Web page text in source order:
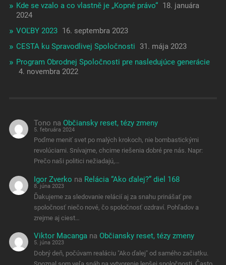
Kde se vzalo a co vlastně je „Kopné právo“ 18. januára
2024
VOĽBY 2023 16. septembra 2023
CESTA ku Spravodlivej Spoločnosti 31. mája 2023
Program Obrodnej Spoločnosti pre nasledujúce generácie
4. novembra 2022
Tono na Občiansky reset, tézy zmeny
5. februára 2024
Poďme meniť svet po malých krokoch, nie bombastickými
revolúciami. Snívajme, chcime riešenia dobré pre nás. Napr:
Prečo naši politici nežiadajú,…
Igor Zverko na Relácia “Ako ďalej?” diel 168
8. júna 2023
Ďakujeme za sledovanie relácií aj za snahu prinášať pre
spoločnosť niečo nové, čo spoločnosť ozdraví. Pohľadov a
zrejme aj ciest…
Viktor Macanga na Občiansky reset, tézy zmeny
5. júna 2023
Dobrý deň, počúvam realáciu "Ako ďalej" od samého začiatku.